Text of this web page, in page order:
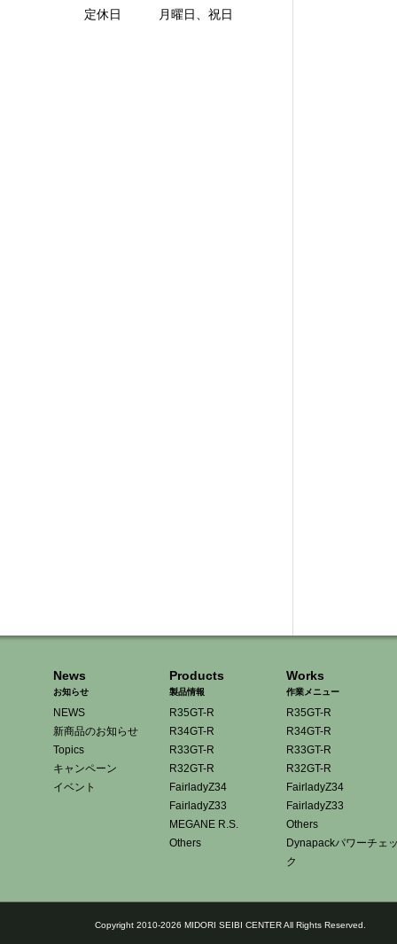
定休日 月曜日、祝日
News
お知らせ
NEWS
新商品のお知らせ
Topics
キャンペーン
イベント
Products
製品情報
R35GT-R
R34GT-R
R33GT-R
R32GT-R
FairladyZ34
FairladyZ33
MEGANE R.S.
Others
Works
作業メニュー
R35GT-R
R34GT-R
R33GT-R
R32GT-R
FairladyZ34
FairladyZ33
Others
Dynapackパワーチェ
ク
Copyright 2010-2026 MIDORI SEIBI CENTER All Rights Reserved.